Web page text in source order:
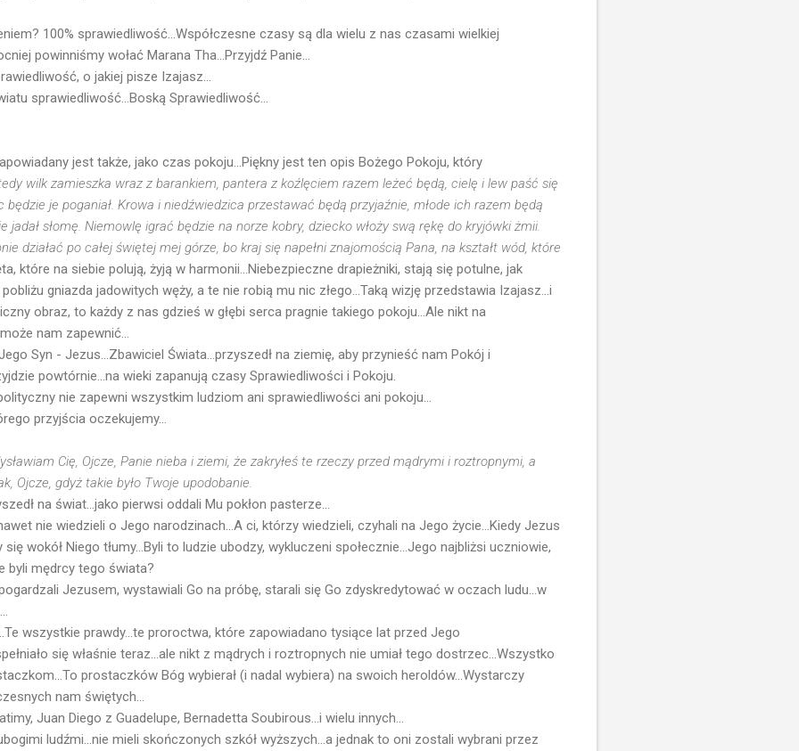
100% sprawiedliwość...Współczesne czasy są dla wielu z nas czasami wielkiej
powinniśmy wołać Marana Tha...Przyjdź Panie...
o jakiej pisze Izajasz...
sprawiedliwość...Boską Sprawiedliwość...
jest także, jako czas pokoju...Piękny jest ten opis Bożego Pokoju, który
wilk zamieszka wraz z barankiem, pantera z koźlęciem razem leżeć będą, cielę i lew paść się
będzie je poganiał. Krowa i niedźwiedzica przestawać będą przyjaźnie, młode ich razem będą
jadał słomę. Niemowlę igrać będzie na norze kobry, dziecko włoży swą rękę do kryjówki żmii.
działać po całej świętej mej górze, bo kraj się napełni znajomością Pana, na kształt wód, które
które na siebie polują, żyją w harmonii...Niebezpieczne drapieżniki, stają się potulne, jak
gniazda jadowitych węży, a te nie robią mu nic złego...Taką wizję przedstawia Izajasz...i
obraz, to każdy z nas gdzieś w głębi serca pragnie takiego pokoju...Ale nikt na
nam zapewnić...
Syn - Jezus...Zbawiciel Świata...przyszedł na ziemię, aby przynieść nam Pokój i
powtórnie...na wieki zapanują czasy Sprawiedliwości i Pokoju.
nie zapewni wszystkim ludziom ani sprawiedliwości ani pokoju...
przyjścia oczekujemy...
Cię, Ojcze, Panie nieba i ziemi, że zakryłeś te rzeczy przed mądrymi i roztropnymi, a
Ojcze, gdyż takie było Twoje upodobanie.
na świat...jako pierwsi oddali Mu pokłon pasterze...
nie wiedzieli o Jego narodzinach...A ci, którzy wiedzieli, czyhali na Jego życie...Kiedy Jezus
się wokół Niego tłumy...Byli to ludzie ubodzy, wykluczeni społecznie...Jego najbliżsi uczniowie,
byli mędrcy tego świata?
Jezusem, wystawiali Go na próbę, starali się Go zdyskredytować w oczach ludu...w
wszystkie prawdy...te proroctwa, które zapowiadano tysiące lat przed Jego
się właśnie teraz...ale nikt z mądrych i roztropnych nie umiał tego dostrzec...Wszystko
prostaczków Bóg wybierał (i nadal wybiera) na swoich heroldów...Wystarczy
nam świętych...
Juan Diego z Guadelupe, Bernadetta Soubirous...i wielu innych...
ludźmi...nie mieli skończonych szkół wyższych...a jednak to oni zostali wybrani przez